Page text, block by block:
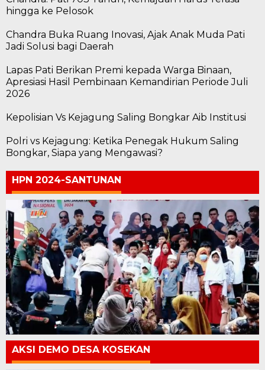
hingga ke Pelosok
Chandra Buka Ruang Inovasi, Ajak Anak Muda Pati
Jadi Solusi bagi Daerah
Lapas Pati Berikan Premi kepada Warga Binaan,
Apresiasi Hasil Pembinaan Kemandirian Periode Juli
2026
Kepolisian Vs Kejagung Saling Bongkar Aib Institusi
Polri vs Kejagung: Ketika Penegak Hukum Saling
Bongkar, Siapa yang Mengawasi?
HPN 2024-SANTUNAN
AKSI DEMO DESA KOSEKAN